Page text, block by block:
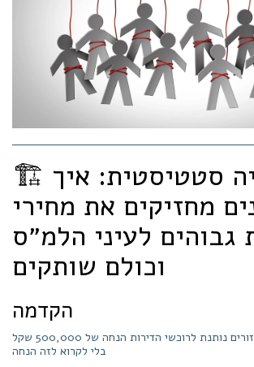
🏗️ מניפולציה סטטיסטית: איך
מחזיקים את מחירי
גבוהים לעיני הלמ״ס
וכולם שותקים
הקדמה
הקבלנים בלחץ: אזורים נותנת לרוכשי הדירות הנחה של 500,000 שקל
בלי לקרוא לזה הנחה